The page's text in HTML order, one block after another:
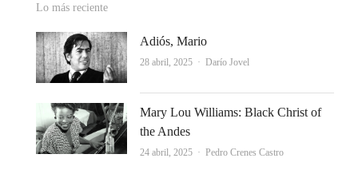
Lo más reciente
Adiós, Mario
28 abril, 2025 Autor
Darío Jovel
Mary Lou Williams: Black Christ of
the Andes
24 abril, 2025 Autor
Pedro Crenes Castro